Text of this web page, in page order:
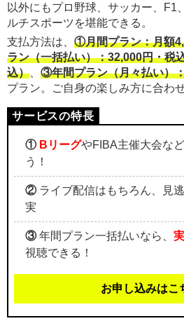
以外にもプロ野球、サッカー、F1
ルチスポーツを堪能できる。
支払方法は、 ①月間プラン：月額
ラン（一括払い）：32,000円・税
込）
③年間プラン（月々払い）
プラン。ご自身の楽しみ方に合わ
① BリーグやFIBA主催大会な
う！
②ライブ配信はもちろん、見
実
③年間プラン一括払いなら、
視聴できる！
お申し込みはこ